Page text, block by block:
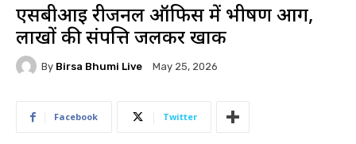
एसबीआई रीजनल ऑफिस में भीषण आग,
लाखों की संपत्ति जलकर खाक
By Birsa Bhumi Live May 25, 2026
Facebook Twitter